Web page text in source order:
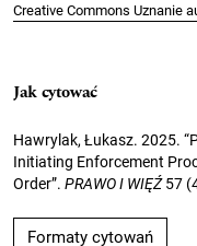
Creative Commons Uznanie
Jak cytować
Hawrylak, Łukasz. 2025.
Initiating Enforcement
Order”. PRAWO I WIĘŹ57
Formaty cytowań